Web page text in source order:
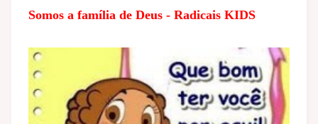
Somos a família de Deus - Radicais KIDS